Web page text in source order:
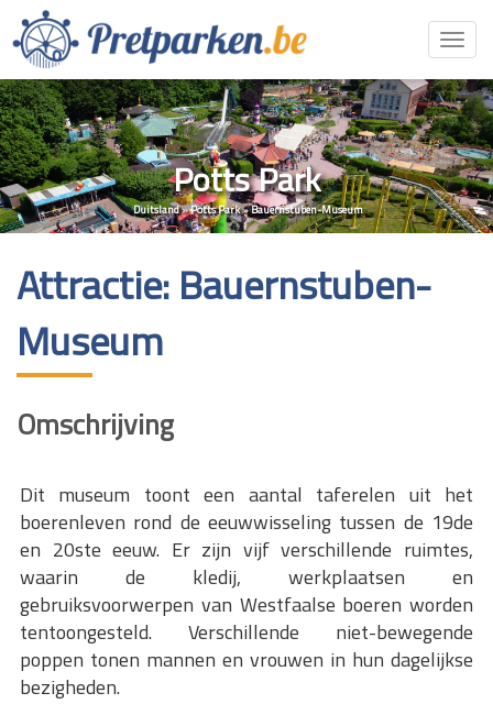
Potts Park
Duitsland»Potts Park»Bauernstuben-Museum
Attractie: Bauernstuben-
Museum
Omschrijving
Dit museum toont een aantal taferelen uit het
boerenleven rond de eeuwwisseling tussen de 19de
en 20ste eeuw. Er zijn vijf verschillende ruimtes,
waarin de kledij, werkplaatsen en
gebruiksvoorwerpen van Westfaalse boeren worden
tentoongesteld. Verschillende niet-bewegende
poppen tonen mannen en vrouwen in hun dagelijkse
bezigheden.